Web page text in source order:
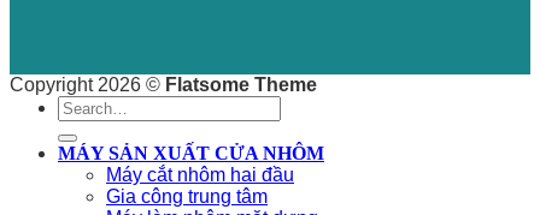
Copyright 2026 © Flatsome Theme
Search
for:
MÁY SẢN XUẤT CỬA NHÔM
Máy cắt nhôm hai đầu
Gia công trung tâm